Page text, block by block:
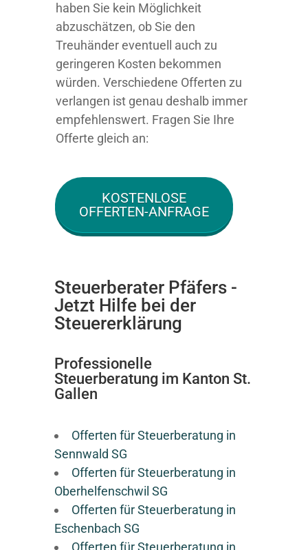
haben Sie kein Möglichkeit
abzuschätzen, ob Sie den
Treuhänder eventuell auch zu
geringeren Kosten bekommen
würden. Verschiedene Offerten zu
verlangen ist genau deshalb immer
empfehlenswert. Fragen Sie Ihre
Offerte gleich an:
KOSTENLOSE
OFFERTEN-ANFRAGE
Steuerberater Pfäfers -
Jetzt Hilfe bei der
Steuererklärung
Professionelle
Steuerberatung im Kanton St.
Gallen
Offerten für Steuerberatung in
Sennwald SG
Offerten für Steuerberatung in
Oberhelfenschwil SG
Offerten für Steuerberatung in
Eschenbach SG
Offerten für Steuerberatung in